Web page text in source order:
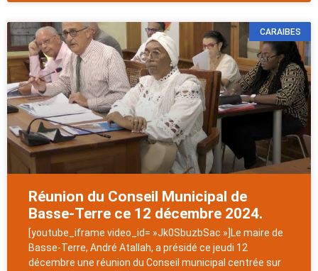
CARAIBES
Réunion du Conseil Municipal de
Basse-Terre ce 12 décembre 2024.
[youtube_iframe video_id= »Jk0SbuzbSac »]Le maire de
Basse-Terre, André Atallah, a présidé ce jeudi 12
décembre une réunion du Conseil municipal centrée sur